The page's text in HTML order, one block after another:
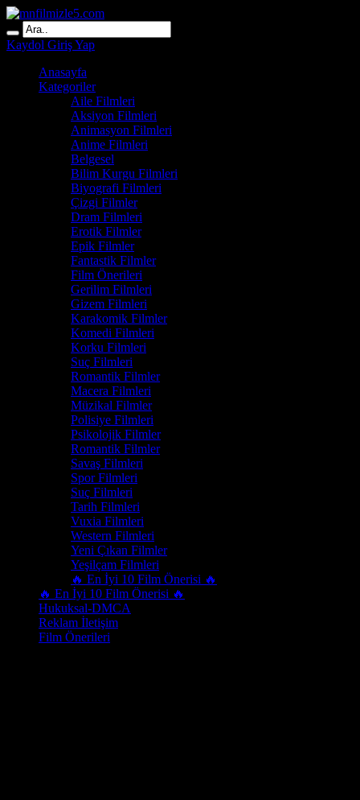
Kaydol Giriş Yap
Anasayfa
Kategoriler
Aile Filmleri
Aksiyon Filmleri
Animasyon Filmleri
Anime Filmleri
Belgesel
Bilim Kurgu Filmleri
Biyografi Filmleri
Çizgi Filmler
Dram Filmleri
Erotik Filmler
Epik Filmler
Fantastik Filmler
Film Önerileri
Gerilim Filmleri
Gizem Filmleri
Karakomik Filmler
Komedi Filmleri
Korku Filmleri
Suç Filmleri
Romantik Filmler
Macera Filmleri
Müzikal Filmler
Polisiye Filmleri
Psikolojik Filmler
Romantik Filmler
Savaş Filmleri
Spor Filmleri
Suç Filmleri
Tarih Filmleri
Vuxia Filmleri
Western Filmleri
Yeni Çıkan Filmler
Yeşilçam Filmleri
🔥 En İyi 10 Film Önerisi 🔥
🔥 En İyi 10 Film Önerisi 🔥
Hukuksal-DMCA
Reklam İletişim
Film Önerileri